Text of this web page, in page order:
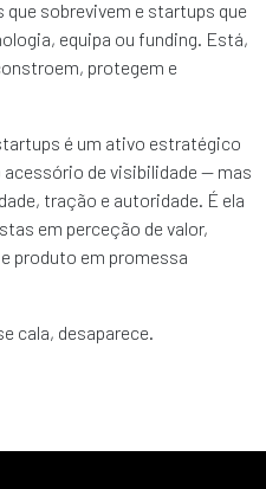
sobrevivem e startups que
equipa ou funding. Está,
protegem e
é um ativo estratégico
de visibilidade — mas
tração e autoridade. É ela
em perceção de valor,
produto em promessa
cala, desaparece.